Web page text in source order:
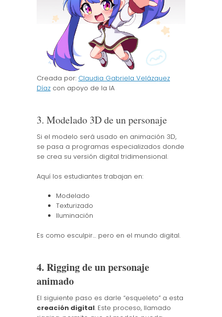
Creada por: Claudia Gabriela Velázquez
Díazcon apoyo de la IA
3. Modelado 3D de un personaje
Si el modelo será usado en animación 3D,
se pasa a programas especializados donde
se crea su versión digital tridimensional.
Aquí los estudiantes trabajan en:
Modelado
Texturizado
Iluminación
Es como esculpir… pero en el mundo digital.
4. Rigging de un personaje
animado
El siguiente paso es darle “esqueleto” a esta
creación digital. Este proceso, llamado